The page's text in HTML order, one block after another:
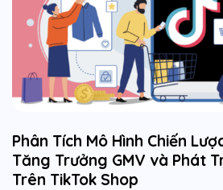
Phân Tích Mô Hình Chiến
Tăng Trưởng GMV và Phát
Trên TikTok Shop